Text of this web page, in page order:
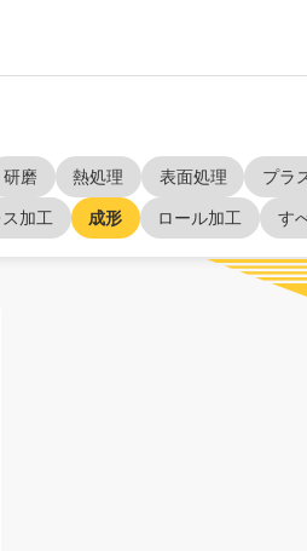
研磨 熱処理 表面処理 プラ
加工 成形 ロール加工 す